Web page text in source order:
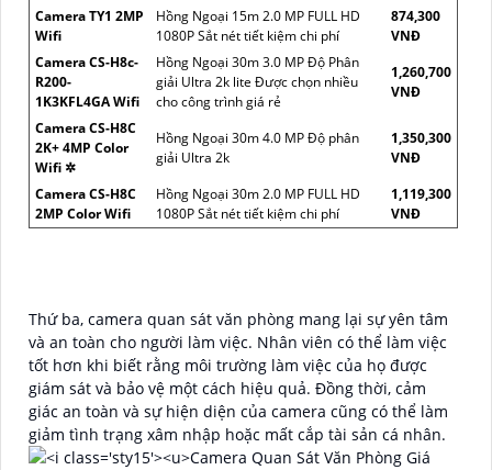
Camera TY1 2MP
Wifi
Hồng Ngoại 15m 2.0 MP FULL HD
1080P Sắt nét tiết kiệm chi phí
874,300
VNĐ
Camera CS-H8c-
R200-
1K3KFL4GA Wifi
Hồng Ngoại 30m 3.0 MP Độ Phân
giải Ultra 2k lite Được chọn nhiều
cho công trình giá rẻ
1,260,700
VNĐ
Camera CS-H8C
2K+ 4MP Color
Wifi ✲
Hồng Ngoại 30m 4.0 MP Độ phân
giải Ultra 2k
1,350,300
VNĐ
Camera CS-H8C
2MP Color Wifi
Hồng Ngoại 30m 2.0 MP FULL HD
1080P Sắt nét tiết kiệm chi phí
1,119,300
VNĐ
Thứ ba, camera quan sát văn phòng mang lại sự yên tâm
và an toàn cho người làm việc. Nhân viên có thể làm việc
tốt hơn khi biết rằng môi trường làm việc của họ được
giám sát và bảo vệ một cách hiệu quả. Đồng thời, cảm
giác an toàn và sự hiện diện của camera cũng có thể làm
giảm tình trạng xâm nhập hoặc mất cắp tài sản cá nhân.